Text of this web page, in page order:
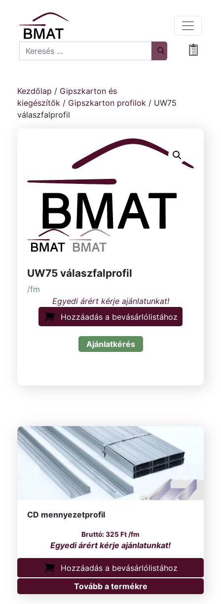
Search
Kezdőlap / Gipszkarton és
kiegészítők / Gipszkarton profilok / UW75
válaszfalprofil
UW75 válaszfalprofil
/fm
Hozzáadás a bevásárlólistához
Ajánlatkérés
CD mennyezetprofil
325Ft /fm
Hozzáadás a bevásárlólistához
Tovább a termékre